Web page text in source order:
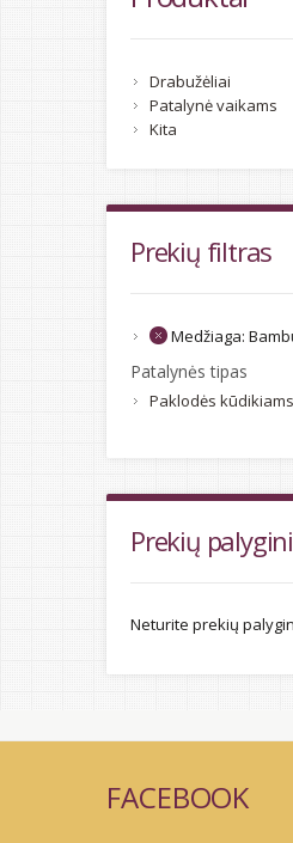
Drabužėliai
Patalynė vaikams
Kita
Prekių filtras
Medžiaga:
Patalynės tipas
Paklodės kūdikiams
Prekių
Neturite prekių
FACEBOOK